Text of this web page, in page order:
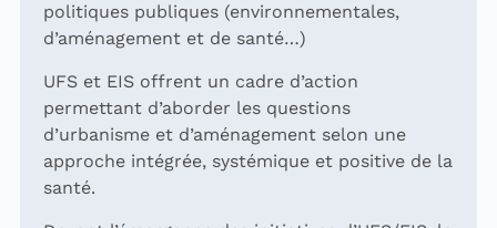
politiques publiques (environnementales,
d’aménagement et de santé…)
UFS et EIS offrent un cadre d’action
permettant d’aborder les questions
d’urbanisme et d’aménagement selon une
approche intégrée, systémique et positive de la
santé.